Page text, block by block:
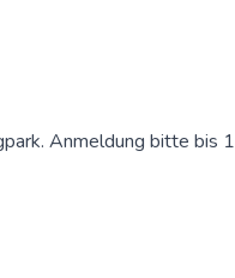
Anmeldung bitte bis 1